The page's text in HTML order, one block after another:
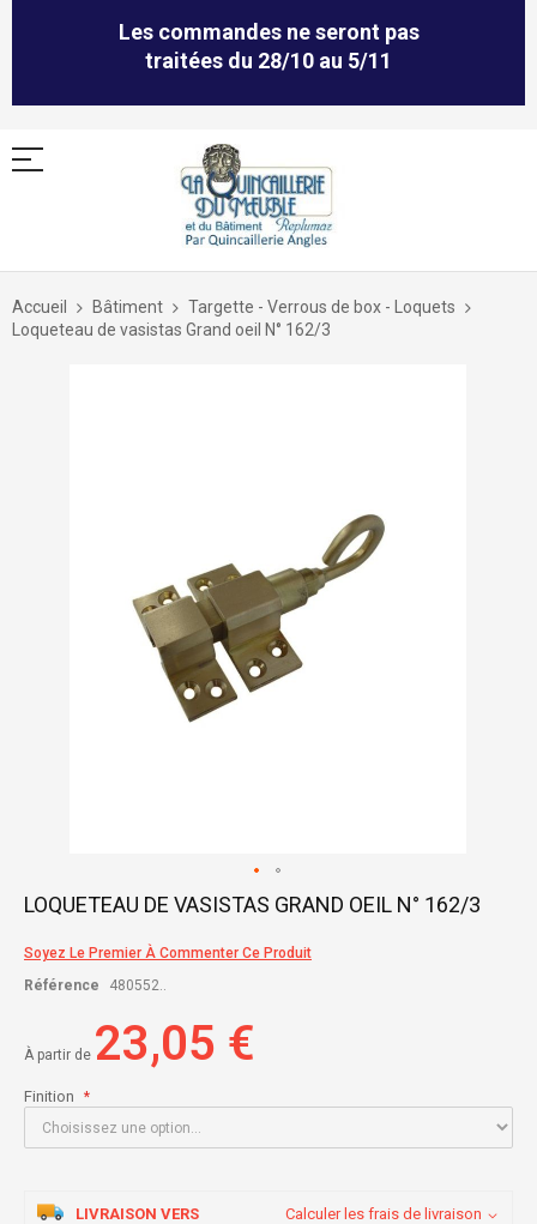
Les commandes ne seront pas
traitées du 28/10 au 5/11
Allez
contenu
Accueil Bâtiment
Targette - Verrous de box - Loquets
Loqueteau de vasistas Grand oeil N° 162/3
Skip
beginning
of
LOQUETEAU DE VASISTAS GRAND OEIL N° 162/3
Soyez Le Premier À Commenter Ce Produit
Référence
480552..
À partir de 23,05 €
Finition
LIVRAISON VERS Calculer les frais de livraison